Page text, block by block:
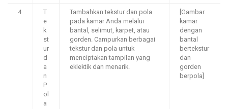
4
T
e
k
st
ur
d
a
n
P
ol
a
Tambahkan tekstur dan pola
pada kamar Anda melalui
bantal, selimut, karpet, atau
gorden. Campurkan berbagai
tekstur dan pola untuk
menciptakan tampilan yang
eklektik dan menarik.
[Gambar
kamar
dengan
bantal
bertekstur
dan
gorden
berpola]